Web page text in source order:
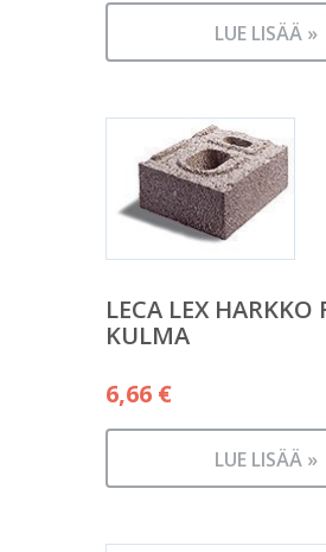
LUE LISÄÄ »
LECA LEX HARKKO
KULMA
6,66 €
LUE LISÄÄ »